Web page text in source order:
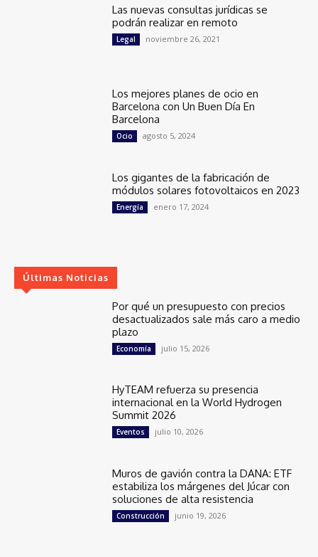
Las nuevas consultas jurídicas se
podrán realizar en remoto
Legal noviembre 26, 2021
Los mejores planes de ocio en
Barcelona con Un Buen Día En
Barcelona
Ocio agosto 5, 2024
Los gigantes de la fabricación de
módulos solares fotovoltaicos en 2023
Energía enero 17, 2024
Últimas Noticias
Por qué un presupuesto con precios
desactualizados sale más caro a medio
plazo
Economía julio 15, 2026
HyTEAM refuerza su presencia
internacional en la World Hydrogen
Summit 2026
Eventos julio 10, 2026
Muros de gavión contra la DANA: ETF
estabiliza los márgenes del Júcar con
soluciones de alta resistencia
Construcción junio 19, 2026